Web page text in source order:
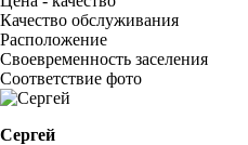
Качество обслуживания
Расположение
Своевременность заселения
Соответствие фото
Сергей